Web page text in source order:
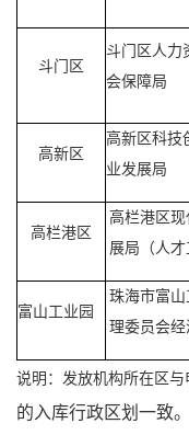
斗门区
斗门区人力
会保障局
高新区
高新区科技
业发展局
高栏港区
高栏港区
展局（人才
富山工业园
珠海市富山
理委员会经
说明：发放机构所在区
的入库行政区划一致。